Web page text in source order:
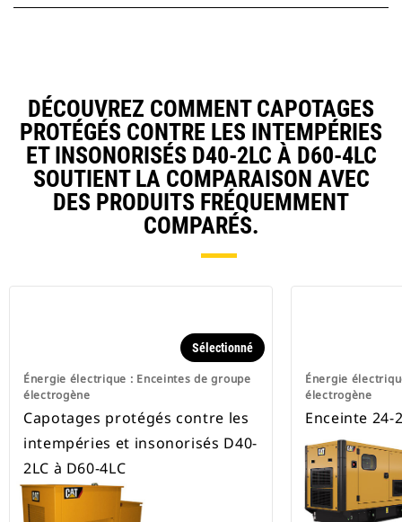
DÉCOUVREZ COMMENT CAPOTAGES
PROTÉGÉS CONTRE LES INTEMPÉRIES
ET INSONORISÉS D40-2LC À D60-4LC
SOUTIENT LA COMPARAISON AVEC
DES PRODUITS FRÉQUEMMENT
COMPARÉS.
Énergie électrique : Enceintes de groupe
électrogène
Sélectionné
Capotages protégés contre les
intempéries et insonorisés D40-
2LC à D60-4LC
Énergie
électrogène
Enceinte 24-